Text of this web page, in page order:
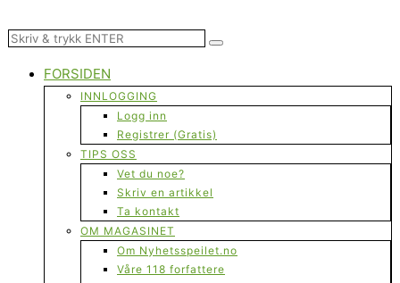
FORSIDEN
INNLOGGING
Logg inn
Registrer (Gratis)
TIPS OSS
Vet du noe?
Skriv en artikkel
Ta kontakt
OM MAGASINET
Om Nyhetsspeilet.no
Våre 118 forfattere